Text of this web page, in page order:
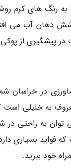
رنگ های کرم
دهان آب می
در پیشگیری از
در خراسان
به خلیلی است
می توان به
فواید بسیاری
خود ببرید.